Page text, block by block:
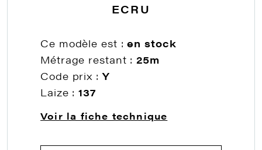
ECRU
Ce modèle est :en stock
Métrage restant :25m
Code prix :Y
Laize :137
Voir la fiche technique